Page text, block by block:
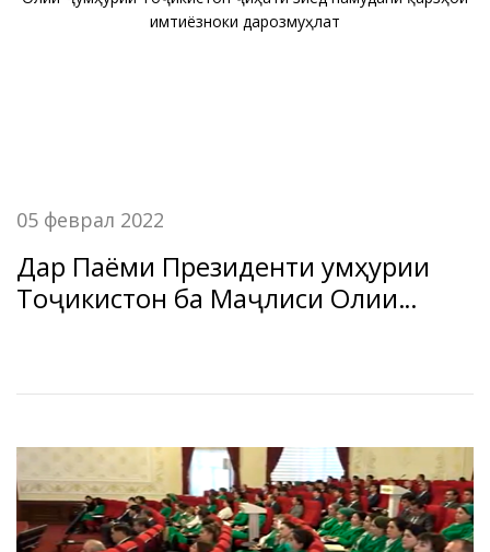
05 феврал 2022
Дар Паёми Президенти Ҷумҳурии
Тоҷикистон ба Маҷлиси Олии
дарозмуҳлат